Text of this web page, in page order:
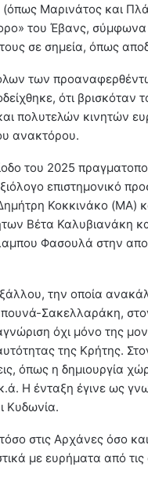
Μαρινάτος και
του Έβανς, σύμφωνα
σε σημεία, όπως
των
ότι
πολυτελών κινητών
ανακτόρου.
του 2025
επιστημονικό
Κοκκινάκο (MA)
Βέτα Καλυβιανάκη
Φασουλά στην
την οποία
Σακελλαράκη,
όχι μόνο της
της Κρήτης.
όπως η δημιουργία
Η ένταξη έγινε ως
Κυδωνία.
στις Αρχάνες όσο
με ευρήματα από